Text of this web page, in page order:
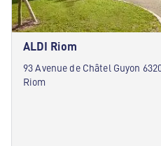
ALDI Riom
93 Avenue de Châtel Guyon
Riom